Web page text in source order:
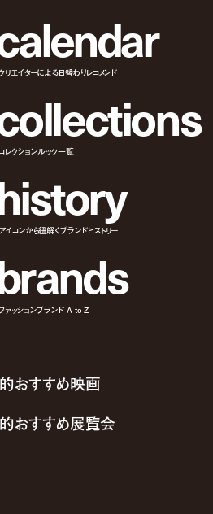
alendar
リエイターによる日替わりレコメンド
ollections
レクションルック一覧
istory
アイコンから紐解くブランドヒストリー
rands
ァッションブランド A to Z
おすすめ映画
おすすめ展覧会